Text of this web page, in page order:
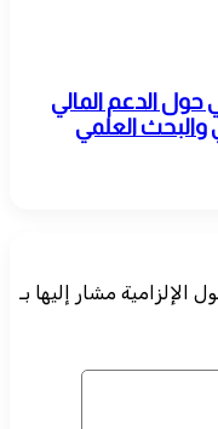
حول الدعم المالي
العلمي
الإلزامية مشار إليها بـ